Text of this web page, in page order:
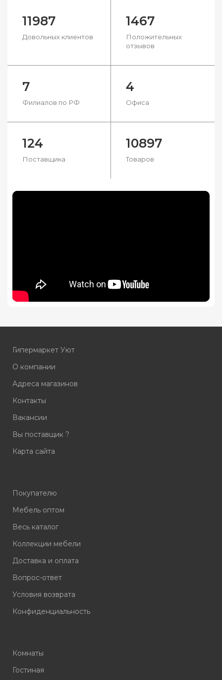
11987
Довольных клиентов
1467
Положительных
отзывов
7
Филиалов по РФ
4
Офиса
124
Поставщика
10897
Товаров
Гипермаркет Уют
О компании
Адреса магазинов
Контакты
Вакансии
Вы поставщик ?
Карта сайта
Покупателю
Мебель оптом
Весь каталог
Коллекции мебели
Доставка и оплата
Вопрос-ответ
Условия возврата
Конфиденциальность
Комнаты
Гостиная